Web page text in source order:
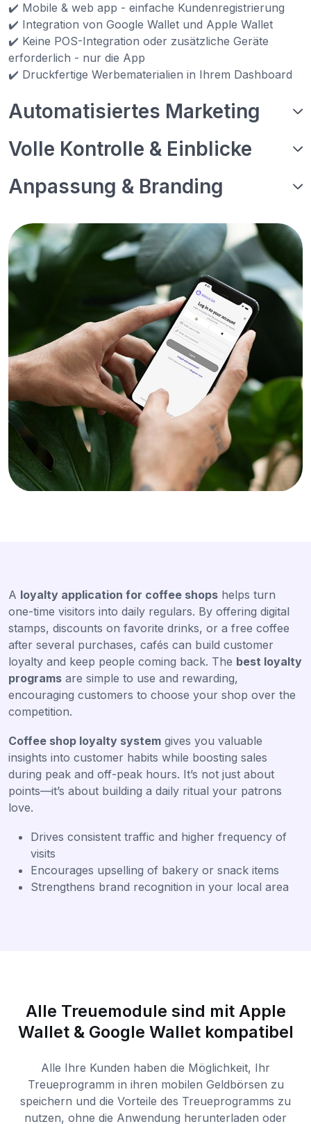
✔️ Mobile & web app - einfache Kundenregistrierung
✔️ Integration von Google Wallet und Apple Wallet
✔️ Keine POS-Integration oder zusätzliche Geräte
erforderlich - nur die App
✔️ Druckfertige Werbematerialien in Ihrem Dashboard
Automatisiertes Marketing
Volle Kontrolle & Einblicke
Anpassung & Branding
A loyalty application for coffee shops helps turn
one-time visitors into daily regulars. By offering digital
stamps, discounts on favorite drinks, or a free coffee
after several purchases, cafés can build customer
loyalty and keep people coming back. The best loyalty
programs are simple to use and rewarding,
encouraging customers to choose your shop over the
competition.
Coffee shop loyalty system gives you valuable
insights into customer habits while boosting sales
during peak and off-peak hours. It’s not just about
points—it’s about building a daily ritual your patrons
love.
Drives consistent traffic and higher frequency of
visits
Encourages upselling of bakery or snack items
Strengthens brand recognition in your local area
Alle Treuemodule sind mit Apple
Wallet & Google Wallet kompatibel
Alle Ihre Kunden haben die Möglichkeit, Ihr
Treueprogramm in ihren mobilen Geldbörsen zu
speichern und die Vorteile des Treueprogramms zu
nutzen, ohne die Anwendung herunterladen oder